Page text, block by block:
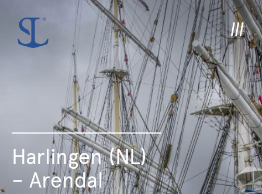
Harlingen (NL)
– Arendal